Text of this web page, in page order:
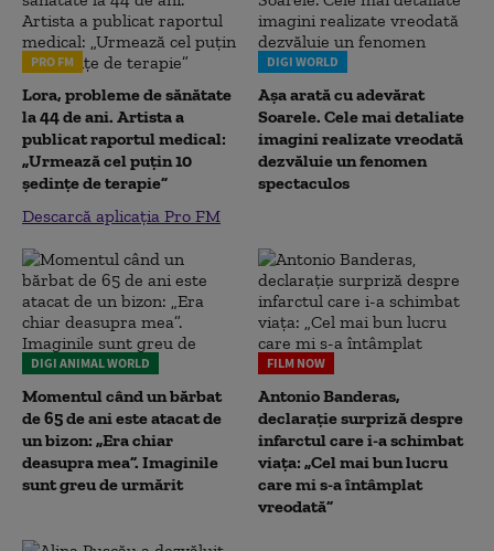
PRO FM
Lora, probleme de sănătate
la 44 de ani. Artista a
publicat raportul medical:
„Urmează cel puțin 10
ședințe de terapie”
Descarcă aplicația Pro FM
DIGI WORLD
Așa arată cu adevărat
Soarele. Cele mai detaliate
imagini realizate vreodată
dezvăluie un fenomen
spectaculos
DIGI ANIMAL WORLD
Momentul când un bărbat
de 65 de ani este atacat de
un bizon: „Era chiar
deasupra mea”. Imaginile
sunt greu de urmărit
FILM NOW
Antonio Banderas,
declarație surpriză despre
infarctul care i-a schimbat
viața: „Cel mai bun lucru
care mi s-a întâmplat
vreodată”